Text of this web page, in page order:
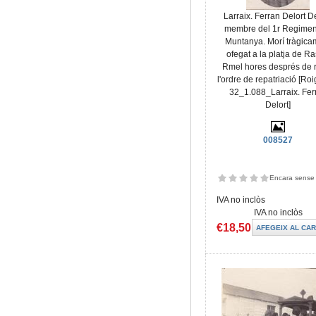
Larraix. Ferran Delort
membre del 1r
Muntanya. Morí
ofegat a la platja de
Rmel hores després de
l'ordre de repatriació
32_1.088_Larraix.
Delort]
008527
Encara sense
IVA no inclòs
IVA no inclòs
€18,50